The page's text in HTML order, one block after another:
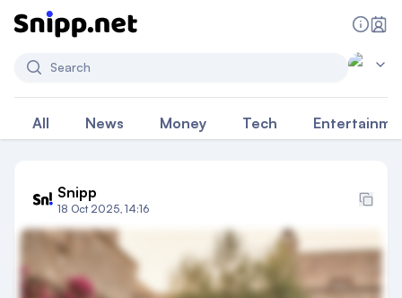
Search
All News Money Tech
Snipp
18 Oct 2025, 14:16